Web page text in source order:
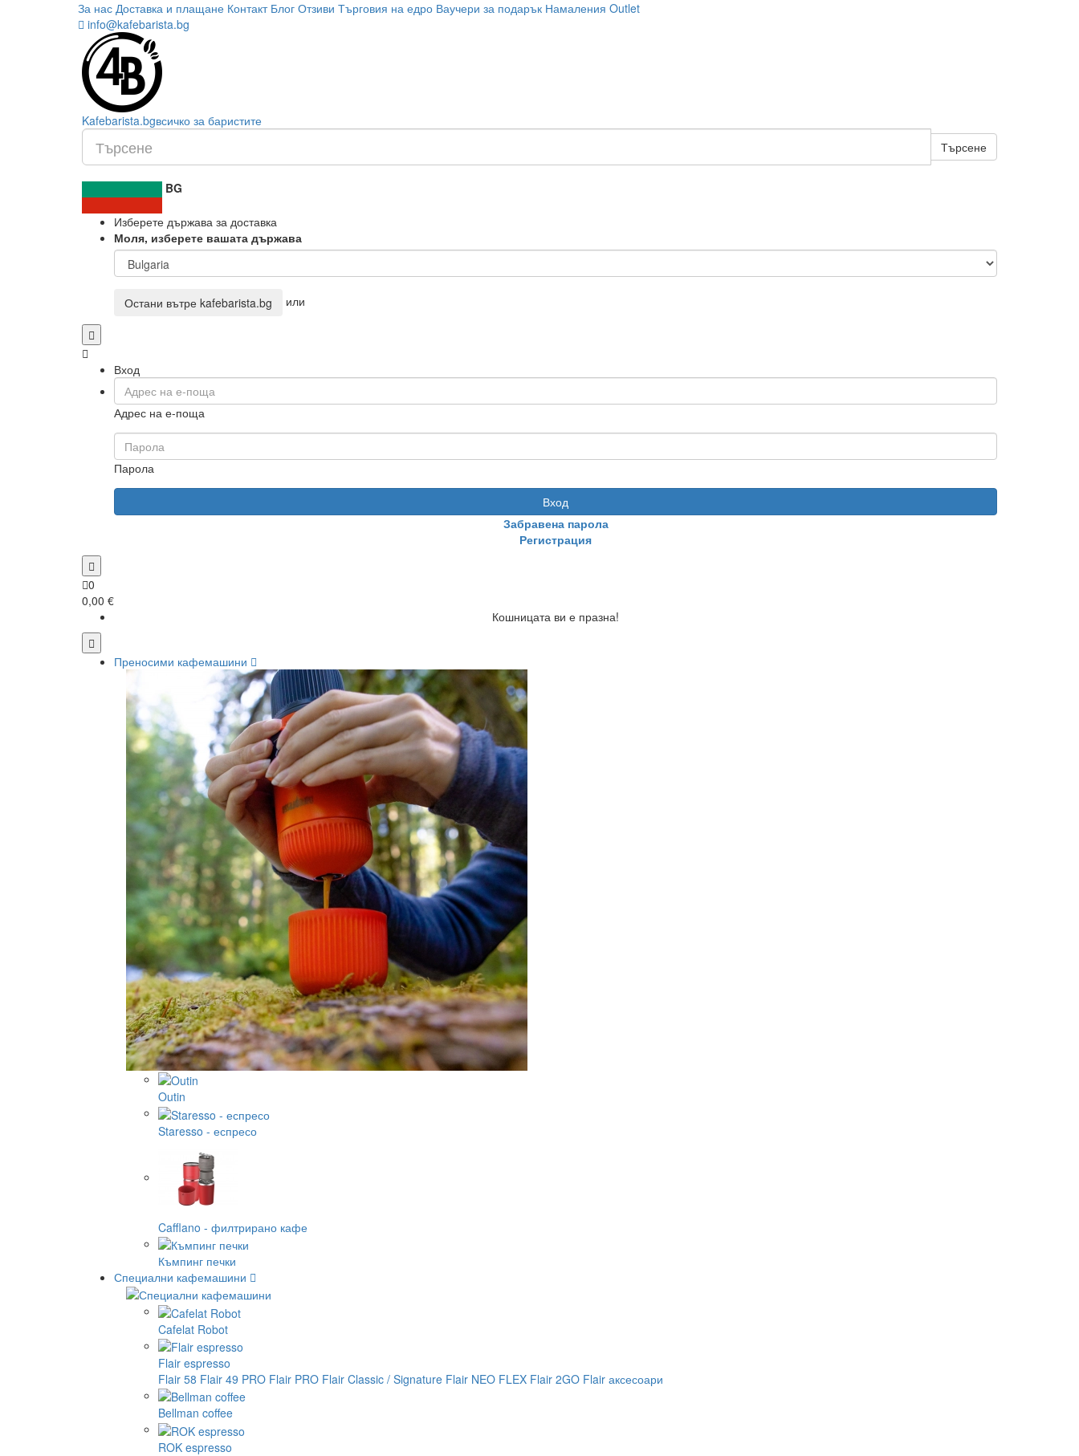
За нас Доставка и плащане Контакт Блог Отзиви Търговия на едро Ваучери за подарък Намаления Outlet
info@kafebarista.bg
Kafebarista.bgвсичко за баристите
Търсене
BG
Изберете държава за доставка
Моля, изберете вашата държава
Остани вътре kafebarista.bg или
Вход
Адрес на е-поща
Парола
Вход
Забравена парола
Регистрация
0
0,00 €
Кошницата ви е празна!
Преносими кафемашини
Outin
Staresso - еспресо
Cafflano - филтрирано кафе
Къмпинг печки
Специални кафемашини
Cafelat Robot
Flair espresso
Flair 58 Flair 49 PRO Flair PRO Flair Classic / Signature Flair NEO FLEX Flair 2GO Flair аксесоари
Bellman coffee
ROK espresso